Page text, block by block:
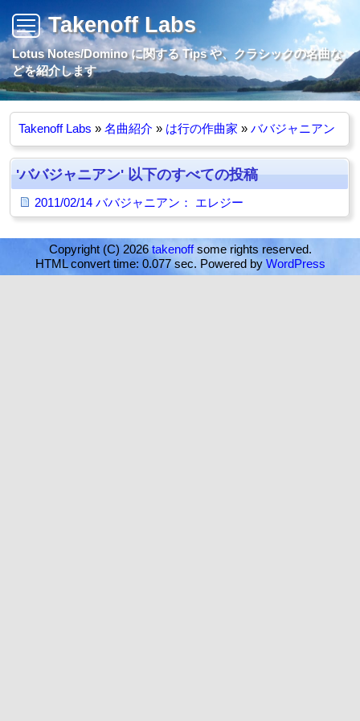
Takenoff Labs
Lotus Notes/Domino に関する Tips や、クラシックの名曲な
どを紹介します
Takenoff Labs » 名曲紹介 » は行の作曲家 » ババジャニアン
'ババジャニアン' 以下のすべての投稿
2011/02/14 ババジャニアン： エレジー
Copyright (C) 2026takenoffsome rights reserved.
HTML convert time: 0.077 sec. Powered by WordPress